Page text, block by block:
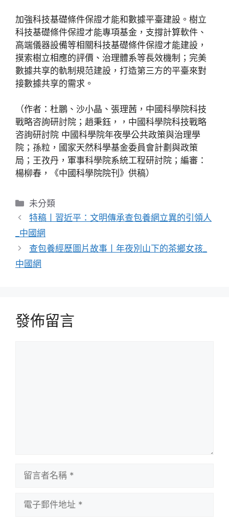
加強科技基礎條件保證才能和數據平臺建設。樹立
科技基礎條件保證才能專項基金，支撐計算軟件、
高端儀器設備等相關科技基礎條件保證才能建設，
摸索樹立相應的評價、治理體系等長效機制；完美
數據共享的軌制規范建設，打造第三方的平臺來對
接數據共享的需求。
（作者：杜鵬、沙小晶、張理茜，中國科學院科技
戰略咨詢研討院；趙秉鈺，，中國科學院科技戰略
咨詢研討院 中國科學院年夜學公共政策與治理學
院；孫粒，國家天然科學基金委員會計劃與政策
局；王孜丹，軍事科學院系統工程研討院；編審：
楊柳春，《中國科學院院刊》供稿）
分
類
未分類
特稿丨習近平：文明傳承查包養網立異的引領人
_中國網
查包養經歷圖片故事丨年夜別山下的茶鄉女孩_
中國網
發佈留言